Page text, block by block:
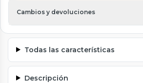
Cambios y devoluciones
Todas las características
Descripción